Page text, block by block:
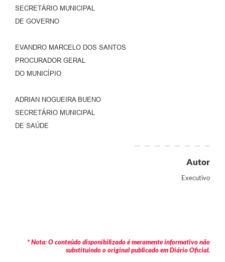
SECRETÁRIO MUNICIPAL
DE GOVERNO
EVANDRO MARCELO DOS SANTOS
PROCURADOR GERAL
DO MUNICÍPIO
ADRIAN NOGUEIRA BUENO
SECRETÁRIO MUNICIPAL
DE SAÚDE
Autor
Executivo
* Nota: O conteúdo disponibilizado é meramente informativo não
substituindo o original publicado em Diário Oficial.